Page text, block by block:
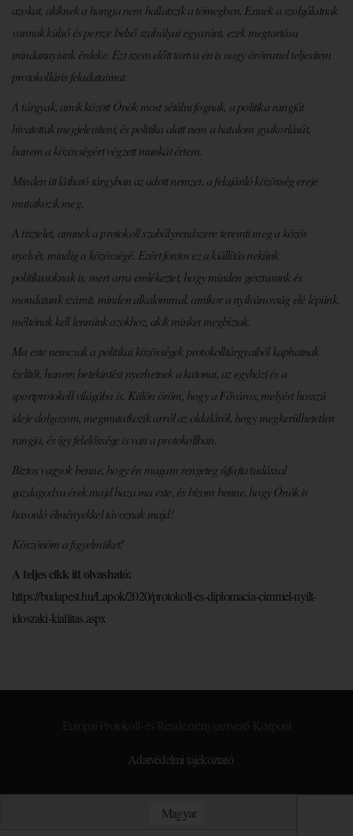
azokat, akiknek a hangja nem hallatszik a tömegben. Ennek a szolgálatnak
vannak külső és persze belső szabályai egyaránt, ezek megtartása
mindannyiunk érdeke. Ezt szem előtt tartva én is nagy örömmel teljesítem
protokolláris feladataimat.
A tárgyak, amik között Önök most sétálni fognak, a politika rangját
hivatottak megjeleníteni, és politika alatt nem a hatalom gyakorlását,
hanem a közösségért végzett munkát értem.
Minden itt látható tárgyban az adott nemzet, a felajánló közösség ereje
mutatkozik meg.
A tisztelet, aminek a protokoll szabályrendszere teremti meg a közös
nyelvét, mindig a közösségé. Ezért fontos ez a kiállítás nekünk
politikusoknak is, mert arra emlékeztet, hogy minden gesztusunk és
mondatunk számít, minden alkalommal, amikor a nyilvánosság elé lépünk,
méltónak kell lennünk azokhoz, akik minket megbíztak.
Ma este nemcsak a politikai közösségek protokolltárgyaiból kaphatnak
ízelítőt, hanem betekintést nyerhetnek a katonai, az egyházi és a
sportprotokoll világába is. Külön öröm, hogy a Főváros, melyért hosszú
ideje dolgozom, megmutatkozik arról az oldaláról, hogy megkerülhetetlen
rangja, és így felelőssége is van a protokollban.
Biztos vagyok benne, hogy én magam rengeteg újfajta tudással
gazdagodva érek majd haza ma este, és bízom benne, hogy Önök is
hasonló élményekkel távoznak majd!
Köszönöm a figyelmüket!
A teljes cikk itt olvasható:
https://budapest.hu/Lapok/2020/protokoll-es-diplomacia-cimmel-nyilt-
idoszaki-kiallitas.aspx
Adatvédelmi tájékoztató
Magyar